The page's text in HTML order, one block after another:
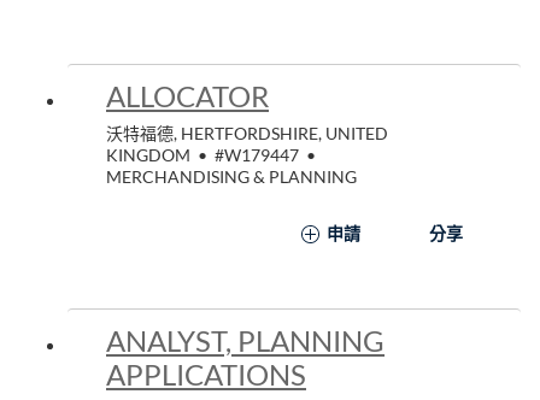
ALLOCATOR
沃特福德, HERTFORDSHIRE, UNITED
KINGDOM • #W179447 •
MERCHANDISING & PLANNING
申請 分享
ANALYST, PLANNING
APPLICATIONS